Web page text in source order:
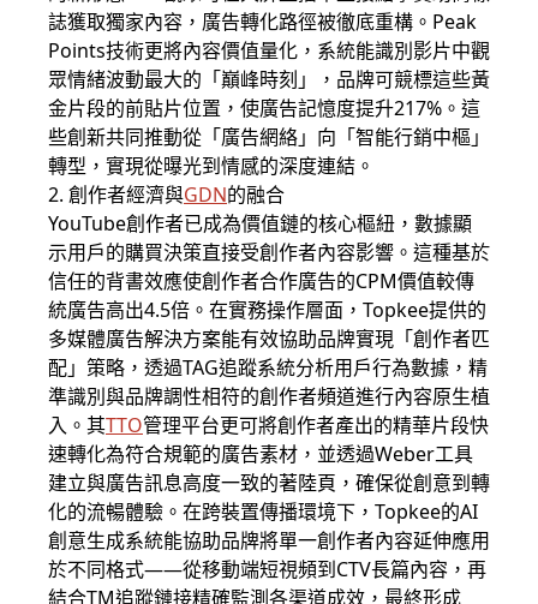
誌獲取獨家內容，廣告轉化路徑被徹底重構。Peak
Points技術更將內容價值量化，系統能識別影片中觀
眾情緒波動最大的「巔峰時刻」，品牌可競標這些黃
金片段的前貼片位置，使廣告記憶度提升217%。這
些創新共同推動從「廣告網絡」向「智能行銷中樞」
轉型，實現從曝光到情感的深度連結。
2. 創作者經濟與GDN的融合
YouTube創作者已成為價值鏈的核心樞紐，數據顯
示用戶的購買決策直接受創作者內容影響。這種基於
信任的背書效應使創作者合作廣告的CPM價值較傳
統廣告高出4.5倍。在實務操作層面，Topkee提供的
多媒體廣告解決方案能有效協助品牌實現「創作者匹
配」策略，透過TAG追蹤系統分析用戶行為數據，精
準識別與品牌調性相符的創作者頻道進行內容原生植
入。其TTO管理平台更可將創作者產出的精華片段快
速轉化為符合規範的廣告素材，並透過Weber工具
建立與廣告訊息高度一致的著陸頁，確保從創意到轉
化的流暢體驗。在跨裝置傳播環境下，Topkee的AI
創意生成系統能協助品牌將單一創作者內容延伸應用
於不同格式——從移動端短視頻到CTV長篇內容，再
結合TM追蹤鏈接精確監測各渠道成效，最終形成